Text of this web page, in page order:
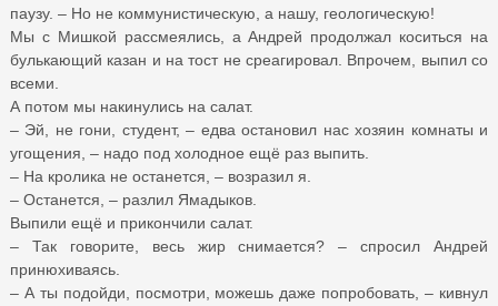
паузу. – Но не коммунистическую, а нашу, геологическую!
Мы с Мишкой рассмеялись, а Андрей продолжал коситься на
булькающий казан и на тост не среагировал. Впрочем, выпил со
всеми.
А потом мы накинулись на салат.
– Эй, не гони, студент, – едва остановил нас хозяин комнаты и
угощения, – надо под холодное ещё раз выпить.
– На кролика не останется, – возразил я.
– Останется, – разлил Ямадыков.
Выпили ещё и прикончили салат.
– Так говорите, весь жир снимается? – спросил Андрей
принюхиваясь.
– А ты подойди, посмотри, можешь даже попробовать, – кивнул